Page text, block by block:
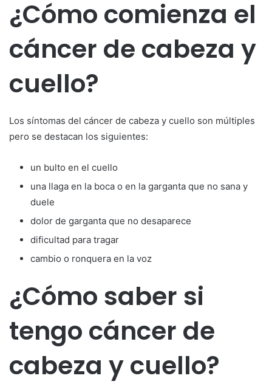
¿Cómo comienza el
cáncer de cabeza y
cuello?
Los síntomas del cáncer de cabeza y cuello son múltiples
pero se destacan los siguientes:
un bulto en el cuello
una llaga en la boca o en la garganta que no sana y
duele
dolor de garganta que no desaparece
dificultad para tragar
cambio o ronquera en la voz
¿Cómo saber si
tengo cáncer de
cabeza y cuello?